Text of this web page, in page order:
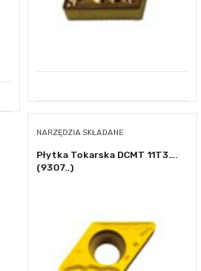
NARZĘDZIA SKŁADANE
Płytka Tokarska DCMT 11T3….
(9307..)